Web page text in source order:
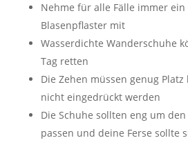
Nehme für alle Fälle immer ein
Blasenpflaster mit
Wasserdichte Wanderschuhe
Tag retten
Die Zehen müssen genug
nicht eingedrückt werden
Die Schuhe sollten eng um
passen und deine Ferse sollte